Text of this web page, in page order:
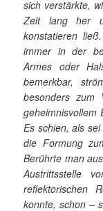
sich verstärkte,
Zeit lang her
konstatieren
immer in der
Armes oder
bemerkbar,
besonders zum
geheimnisvollem
Es schien, als
die Formung
Berührte man
Austrittsstelle
reflektorischen
konnte, schon –